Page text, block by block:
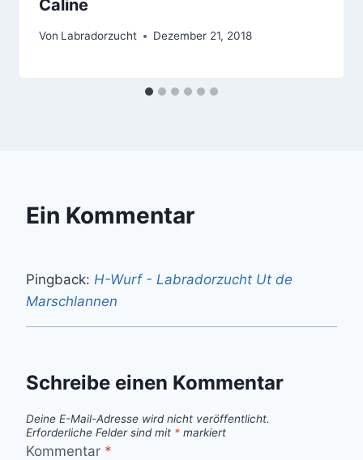
Caline
Von Labradorzucht Dezember 21, 2018
Ein Kommentar
Pingback: H-Wurf - Labradorzucht Ut de
Marschlannen
Schreibe einen Kommentar
Deine E-Mail-Adresse wird nicht veröffentlicht.
Erforderliche Felder sind mit * markiert
Kommentar *